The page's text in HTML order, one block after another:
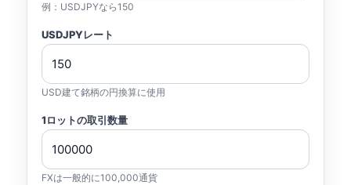
例：USDJPYなら150
USDJPYレート
USD建て銘柄の円換算に使用
1ロットの取引数量
FXは一般的に100,000通貨